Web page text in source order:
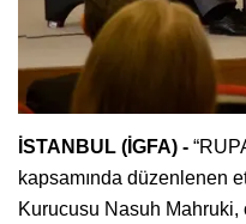
İSTANBUL (İGFA) -
kapsamında düzenlenen
Kurucusu Nasuh Mahruki,